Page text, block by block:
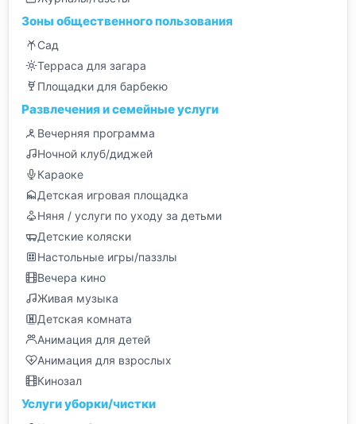
Зоны общественного пользования
Сад
Терраса для загара
Площадки для барбекю
Развлечения и семейные услуги
Вечерняя программа
Ночной клуб/диджей
Караоке
Детская игровая площадка
Няня / услуги по уходу за детьми
Детские коляски
Настольные игры/паззлы
Вечера кино
Живая музыка
Детская комната
Анимация для детей
Анимация для взрослых
Кинозал
Услуги уборки/чистки